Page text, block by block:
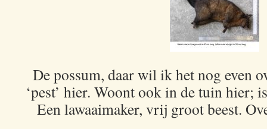
De possum, daar wil ik het nog even
‘pest’ hier. Woont ook in de tuin hier;
Een lawaaimaker, vrij groot beest.